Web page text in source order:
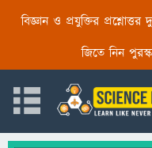
বিজ্ঞান ও প্রযুক্তির
জিতে নিন